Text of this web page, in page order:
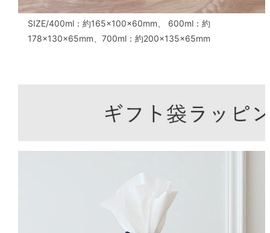
SIZE/400ml：約165×100×60mm、 600ml：約
178×130×65mm、700ml：約200×135×65mm